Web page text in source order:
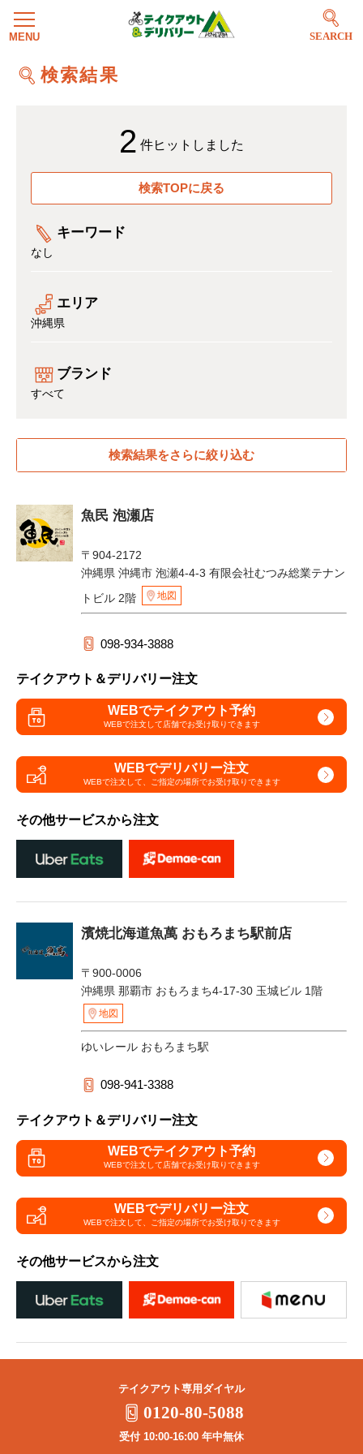
SEARCH
検索結果
2 件ヒットしました
検索TOPに戻る
キーワード
なし
エリア
沖縄県
ブランド
すべて
検索結果をさらに絞り込む
魚民 泡瀬店
〒904-2172
沖縄県 沖縄市 泡瀬4-4-3 有限会社むつみ総業テナン
トビル 2階
地図
098-934-3888
テイクアウト＆デリバリー注文
WEBでテイクアウト予約
WEBで注文して店舗でお受け取りできます
WEBでデリバリー注文
WEBで注文して、 ご指定の場所でお受け取りできます
その他サービスから注文
濱焼北海道魚萬 おもろまち駅前店
〒900-0006
沖縄県 那覇市 おもろまち4-17-30 玉城ビル 1階
地図
ゆいレール おもろまち駅
098-941-3388
テイクアウト＆デリバリー注文
WEBでテイクアウト予約
WEBで注文して店舗でお受け取りできます
WEBでデリバリー注文
WEBで注文して、 ご指定の場所でお受け取りできます
その他サービスから注文
テイクアウト専用ダイヤル
0120-80-5088
受付 10:00-16:00 年中無休